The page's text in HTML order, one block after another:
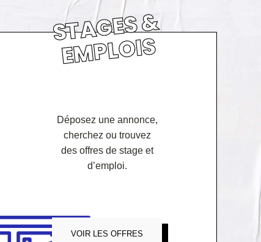
S
T
A
GE
S
&
E
M
PL
OI
S
Déposez une annonce,
cherchez ou trouvez
des offres de stage et
d’emploi.
VOIR LES OFFRES